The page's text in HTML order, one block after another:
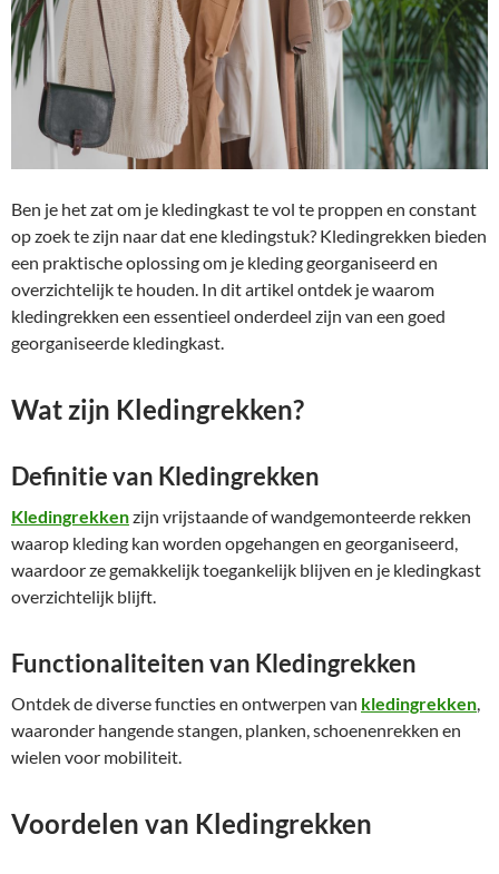
Ben je het zat om je kledingkast te vol te proppen en constant
op zoek te zijn naar dat ene kledingstuk? Kledingrekken bieden
een praktische oplossing om je kleding georganiseerd en
overzichtelijk te houden. In dit artikel ontdek je waarom
kledingrekken een essentieel onderdeel zijn van een goed
georganiseerde kledingkast.
Wat zijn Kledingrekken?
Definitie van Kledingrekken
Kledingrekkenzijn vrijstaande of wandgemonteerde rekken
waarop kleding kan worden opgehangen en georganiseerd,
waardoor ze gemakkelijk toegankelijk blijven en je kledingkast
overzichtelijk blijft.
Functionaliteiten van Kledingrekken
Ontdek de diverse functies en ontwerpen van kledingrekken,
waaronder hangende stangen, planken, schoenenrekken en
wielen voor mobiliteit.
Voordelen van Kledingrekken